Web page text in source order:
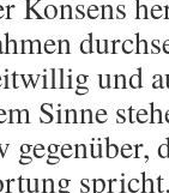
und
Sinne